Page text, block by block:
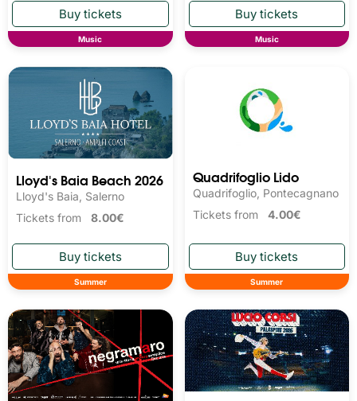
Music Music
Lloyd's Baia Beach 2026
Lloyd's Baia, Salerno
Tickets from 8.00€
Summer
Quadrifoglio Lido
Quadrifoglio, Pontecagnano
Tickets from 4.00€
Summer